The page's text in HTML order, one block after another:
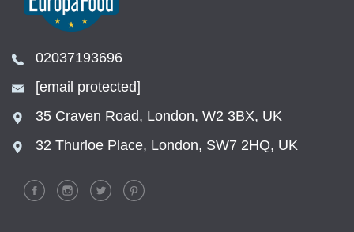
02037193696
[email protected]
35 Craven Road, London, W2 3BX, UK
32 Thurloe Place, London, SW7 2HQ, UK